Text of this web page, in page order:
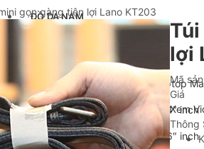
ĐỒ DA NAM
Cặp Da Đựng Laptop
Cặp Laptop 13-14″ inch
Cặp Laptop 15-16″ inch
gọn gàng tiện lợi Lano KT203
lợi
Mã
Giá
Xem
Thông